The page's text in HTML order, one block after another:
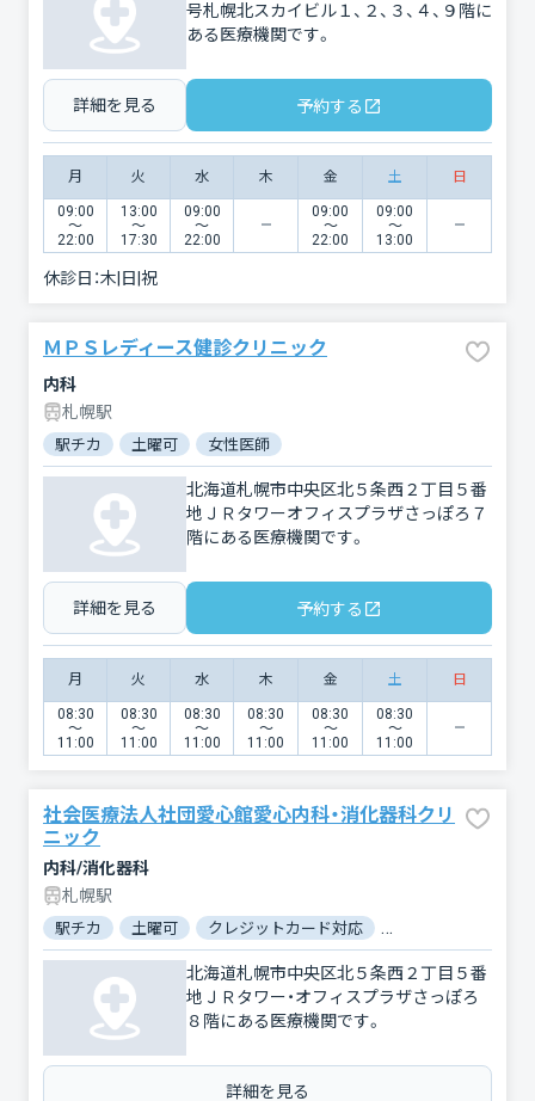
号札幌北スカイビル１、２、３、４、９階に
ある医療機関です。
詳細を見る 予約する
月 火 水 木 金 土 日
09:00
〜
22:00
13:00
〜
17:30
09:00
〜
22:00
09:00
〜
22:00
09:00
〜
13:00
休診日：木|日|祝
ＭＰＳレディース健診クリニック
内科
札幌駅
駅チカ 土曜可 女性医師
北海道札幌市中央区北５条西２丁目５番
地ＪＲタワーオフィスプラザさっぽろ７
階にある医療機関です。
詳細を見る 予約する
月 火 水 木 金 土 日
08:30
〜
11:00
08:30
〜
11:00
08:30
〜
11:00
08:30
〜
11:00
08:30
〜
11:00
08:30
〜
11:00
社会医療法人社団愛心館愛心内科・消化器科クリ
ニック
内科/消化器科
札幌駅
駅チカ 土曜可 クレジットカード対応
北海道札幌市中央区北５条西２丁目５番
地ＪＲタワー・オフィスプラザさっぽろ
８階にある医療機関です。
詳細を見る